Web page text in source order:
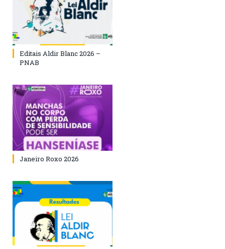
Editais Aldir Blanc 2026 –
PNAB
Janeiro Roxo 2026